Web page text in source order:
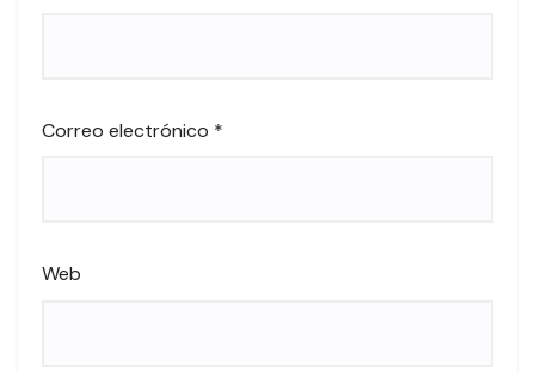
Correo electrónico *
Web